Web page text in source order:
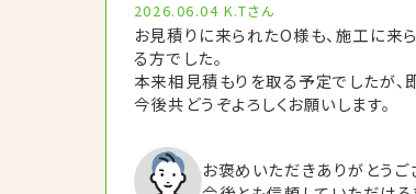
2026.06.04 K.Tさん
お見積りに来られたO様も、施工に来
る方でした。
本来相見積もりを取る予定でしたが、
今後共どうぞよろしくお願いします。
お褒めいただきありがとうご